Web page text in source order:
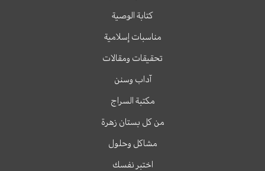
كتابة الوصية
مناسبات إسلامية
تحقيقات ومقالات
آداب وسنن
مكتبة السراج
من كل بستان زهرة
مشاكل وحلول
اختبر نفسك